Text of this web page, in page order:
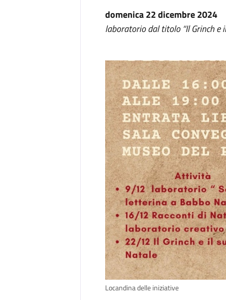
domenica 22 dicembre 2024
laboratorio dal titolo “Il Grinch e
Locandina delle iniziative